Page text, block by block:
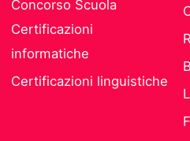
Concorso Scuola
Certificazioni
informatiche
Certificazioni linguistiche